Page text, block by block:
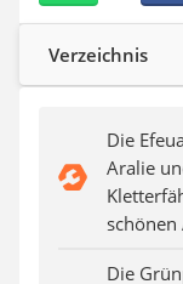
Bosch-Heckenschere
Stihl-Laubbläser
Minidumper
Verzeichnis
Die
Aralie
Die